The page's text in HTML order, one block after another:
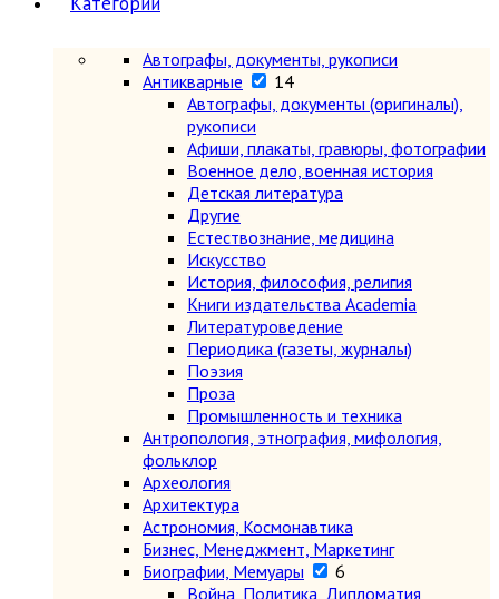
Автографы, документы, рукописи
Антикварные
14
Автографы, документы (оригиналы),
рукописи
Афиши, плакаты, гравюры, фотографии
Военное дело, военная история
Детская литература
Другие
Естествознание, медицина
Искусство
История, философия, религия
Книги издательства Academia
Литературоведение
Периодика (газеты, журналы)
Поэзия
Проза
Промышленность и техника
Антропология, этнография, мифология,
фольклор
Археология
Архитектура
Астрономия, Космонавтика
Бизнес, Менеджмент, Маркетинг
Биографии, Мемуары
6
Война, Политика, Дипломатия